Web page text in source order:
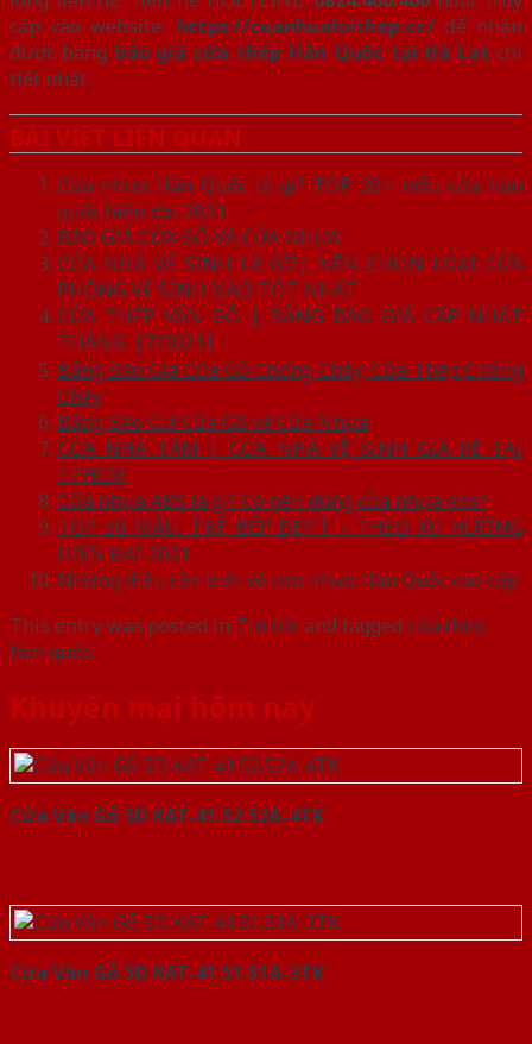
cập vào website: https://cuanhualoithep.cc/để nhận
được bảng báo giá cửa thép Hàn Quốc tại Đà Lạt chi
tiết nhất.
BÀI VIẾT LIÊN QUAN
Cửa nhựa Hàn Quốc là gì? TOP 30+ mẫu cửa hàn
quốc hiện đại 2021
BÁO GIÁ CỬA GỖ VÀ CỬA NHỰA
CỬA NHÀ VỆ SINH LÀ GÌ?| NÊN CHỌN LOẠI CỬA
PHÒNG VỆ SINH NÀO TỐT NHẤT
CỬA THÉP VÂN GỖ | BẢNG BÁO GIÁ CẬP NHẬT
THÁNG【7/2021】
Bảng Báo Giá Cửa Gỗ Chống Cháy, Cửa Thép Chống
Cháy
Bảng Báo Giá Cửa Gỗ và Cửa Nhựa
CỬA NHÀ TẮM | CỬA NHÀ VỆ SINH GIÁ RẺ TẠI
TPHCM
Cửa nhựa ABS là gì? Có nên dùng cửa nhựa abs?
TOP 50 MẪU【KỆ BẾP ĐẸP】- THEO XU HƯỚNG
HIỆN ĐẠI 2021
Những điều cần biết về cửa nhựa Hàn Quốc cao cấp
This entry was posted in Tin tứcand tagged cửa thép
hàn quốc.
Khuyến mại hôm nay
Cửa Vân Gỗ 5D KAT-41.52.52A-4TK
Cửa Vân Gỗ 5D KAT-41.51.51A-3TK